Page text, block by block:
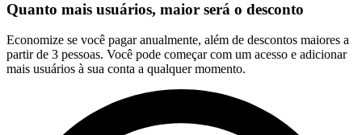
Quanto mais usuários, maior será o desconto
Economize se você pagar anualmente, além de descontos maiores a
partir de 3 pessoas. Você pode começar com um acesso e adicionar
mais usuários à sua conta a qualquer momento.